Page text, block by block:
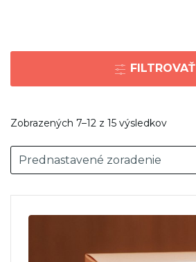
FILTROVAŤ
Zobrazených 7–12 z 15 výsledkov